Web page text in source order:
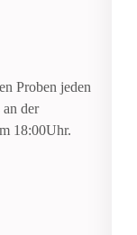
Proben jeden
an der
18:00Uhr.